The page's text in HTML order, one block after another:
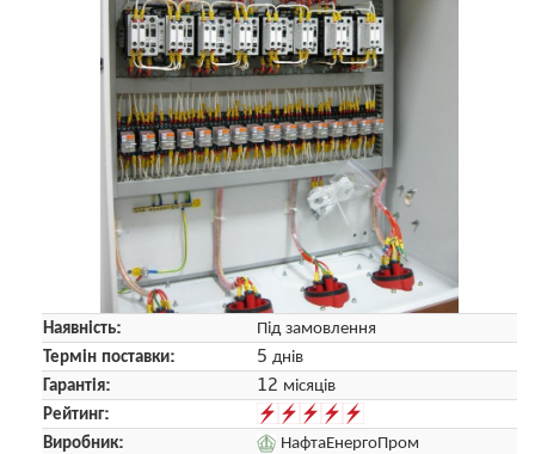
Наявність:
Під замовлення
Термін поставки:
5 днів
Гарантія:
12 місяців
Рейтинг:
Виробник:
НафтаЕнергоПром